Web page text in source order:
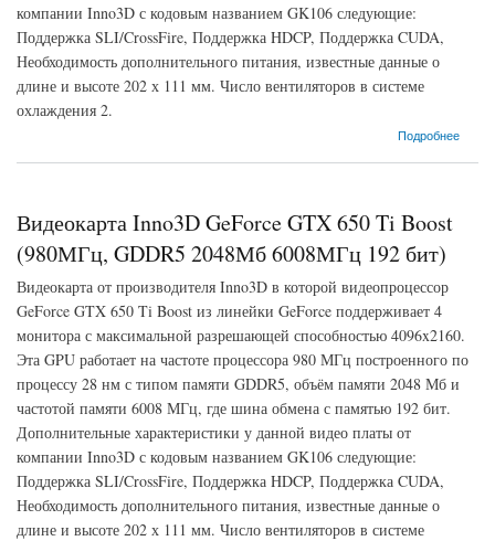
компании Inno3D с кодовым названием GK106 следующие:
Поддержка SLI/CrossFire, Поддержка HDCP, Поддержка CUDA,
Необходимость дополнительного питания, известные данные о
длине и высоте 202 х 111 мм. Число вентиляторов в системе
охлаждения 2.
Подробнее
о Видеокарта Inno3D GeForce GTX 650 Ti Boost (980МГц, GDDR5 1024Мб 6008МГц 192
Видеокарта Inno3D GeForce GTX 650 Ti Boost
(980МГц, GDDR5 2048Мб 6008МГц 192 бит)
Видеокарта от производителя Inno3D в которой видеопроцессор
GeForce GTX 650 Ti Boost из линейки GeForce поддерживает 4
монитора с максимальной разрешающей способностью 4096x2160.
Эта GPU работает на частоте процессора 980 МГц построенного по
процессу 28 нм с типом памяти GDDR5, объём памяти 2048 Мб и
частотой памяти 6008 МГц, где шина обмена с памятью 192 бит.
Дополнительные характеристики у данной видео платы от
компании Inno3D с кодовым названием GK106 следующие:
Поддержка SLI/CrossFire, Поддержка HDCP, Поддержка CUDA,
Необходимость дополнительного питания, известные данные о
длине и высоте 202 х 111 мм. Число вентиляторов в системе